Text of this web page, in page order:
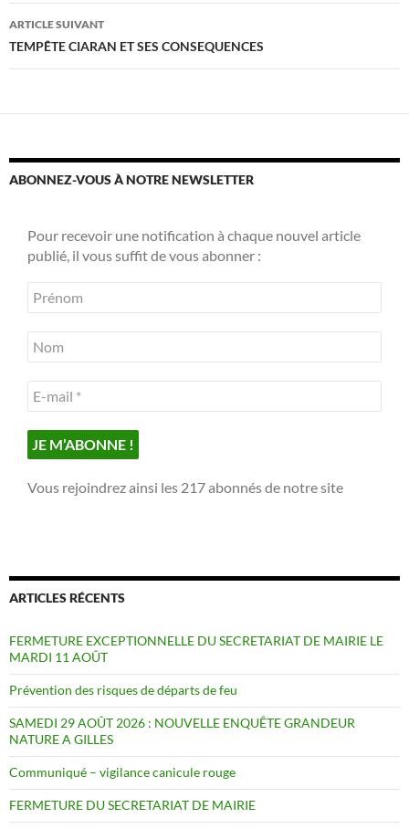
articles
ARTICLE SUIVANT
TEMPÊTE CIARAN ET SES CONSEQUENCES
ABONNEZ-VOUS À NOTRE NEWSLETTER
Pour recevoir une notification à chaque nouvel article
publié, il vous suffit de vous abonner :
Vous rejoindrez ainsi les 217 abonnés de notre site
ARTICLES RÉCENTS
FERMETURE EXCEPTIONNELLE DU SECRETARIAT DE MAIRIE LE
MARDI 11 AOÛT
Prévention des risques de départs de feu
SAMEDI 29 AOÛT 2026 : NOUVELLE ENQUÊTE GRANDEUR
NATURE A GILLES
Communiqué – vigilance canicule rouge
FERMETURE DU SECRETARIAT DE MAIRIE